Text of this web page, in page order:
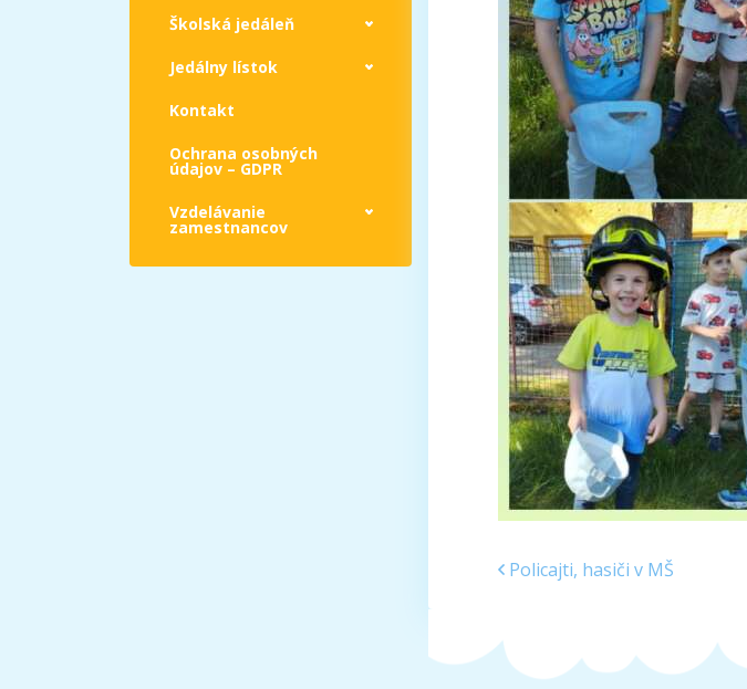
Školská jedáleň
Jedálny lístok
Kontakt
Ochrana osobných
údajov – GDPR
Vzdelávanie
zamestnancov
Policajti, hasiči v MŠ